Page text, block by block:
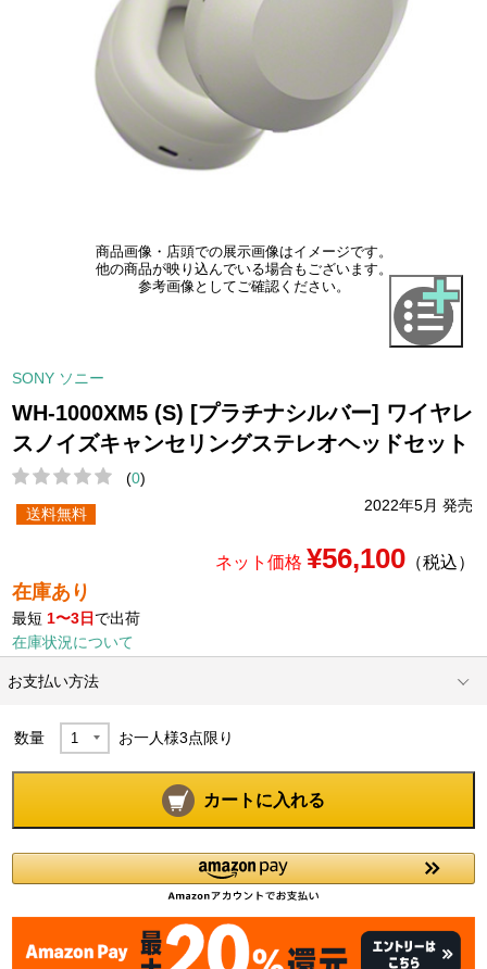
商品画像・店頭での展示画像はイメージです。
他の商品が映り込んでいる場合もございます。
参考画像としてご確認ください。
SONY ソニー
WH-1000XM5 (S) [プラチナシルバー] ワイヤレ
スノイズキャンセリングステレオヘッドセット
(0)
2022年5月 発売
送料無料
ネット価格 ¥56,100（税込）
在庫あり
最短 1〜3日 で出荷
在庫状況について
お支払い方法
数量 お一人様3点限り
カートに入れる